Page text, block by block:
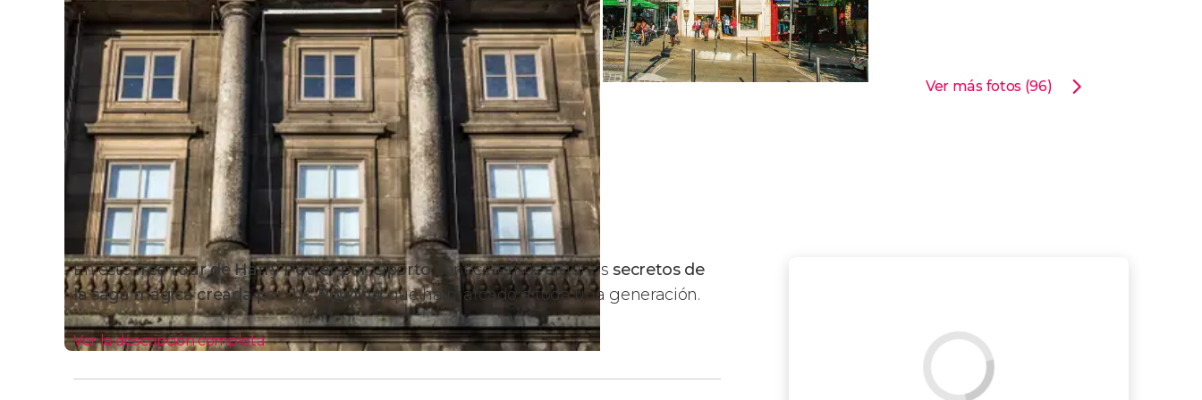
Ver más fotos (96)
En estefree tour de Harry Potter por Oportoconoceremos algunossecretos de
la saga mágica creada por J.K. Rowlingque ha marcado a toda una generación.
Ver la descripción completa